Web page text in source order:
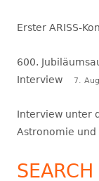
Erster ARISS-
600.
Interview
7.
Interview unter
Astronomie und
SEARCH